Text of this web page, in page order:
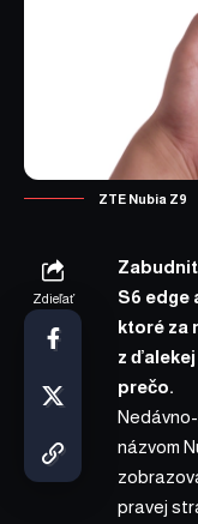
ZTE Nubia Z9
Zdieľať
S6 edge
ktoré za
z
prečo.
názvom
pravej